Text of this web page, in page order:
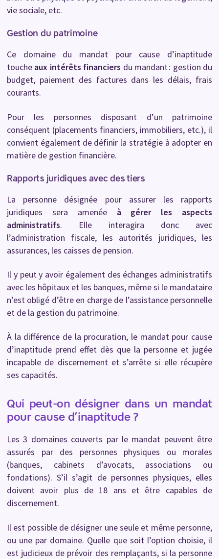
vie sociale, etc.
Gestion du patrimoine
Ce domaine du mandat pour cause d’inaptitude
touche aux intérêts financiers du mandant : gestion du
budget, paiement des factures dans les délais, frais
courants.
Pour les personnes disposant d’un patrimoine
conséquent (placements financiers, immobiliers, etc.), il
convient également de définir la stratégie à adopter en
matière de gestion financière.
Rapports juridiques avec des tiers
La personne désignée pour assurer les rapports
juridiques sera amenée à gérer les aspects
administratifs. Elle interagira donc avec
l’administration fiscale, les autorités juridiques, les
assurances, les caisses de pension.
Il y peut y avoir également des échanges administratifs
avec les hôpitaux et les banques, même si le mandataire
n’est obligé d’être en charge de l’assistance personnelle
et de la gestion du patrimoine.
À la différence de la procuration, le mandat pour cause
d’inaptitude prend effet dès que la personne et jugée
incapable de discernement et s’arrête si elle récupère
ses capacités.
Qui peut-on désigner dans un mandat
pour cause d’inaptitude ?
Les 3 domaines couverts par le mandat peuvent être
assurés par des personnes physiques ou morales
(banques, cabinets d’avocats, associations ou
fondations). S’il s’agit de personnes physiques, elles
doivent avoir plus de 18 ans et être capables de
discernement.
Il est possible de désigner une seule et même personne,
ou une par domaine. Quelle que soit l’option choisie, il
est judicieux de prévoir des remplaçants, si la personne